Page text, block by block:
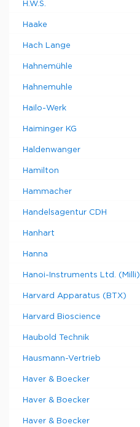
H.W.S.
Haake
Hach Lange
Hahnemühle
Hahnemuhle
Hailo-Werk
Haiminger KG
Haldenwanger
Hamilton
Hammacher
Handelsagentur CDH
Hanhart
Hanna
Hanoi-Instruments Ltd. (Milli)
Harvard Apparatus (BTX)
Harvard Bioscience
Haubold Technik
Hausmann-Vertrieb
Haver & Boecker
Haver & Boecker
Haver & Boecker